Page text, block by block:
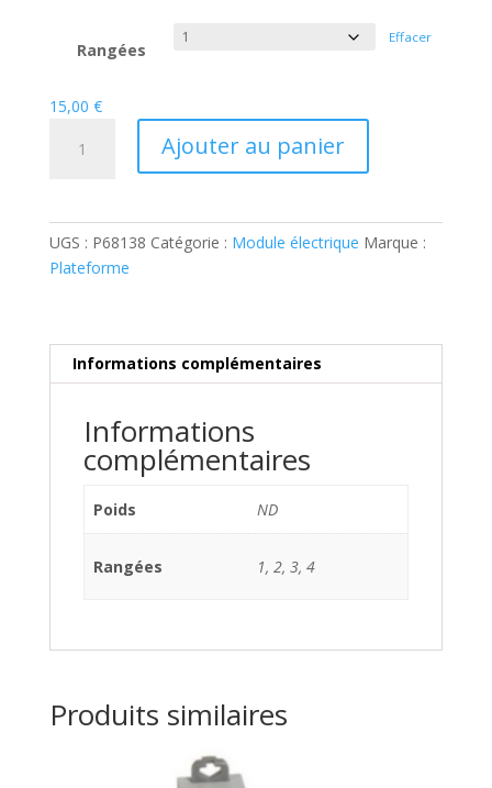
Rangées
Effacer
15,00 €
Ajouter au panier
UGS : P68138 Catégorie : Module électrique Marque :
Plateforme
Informations complémentaires
Informations
complémentaires
Poids ND
Rangées 1, 2, 3, 4
Produits similaires